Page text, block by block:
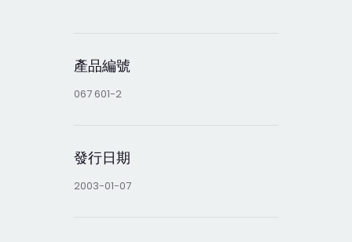
產品編號
067 601-2
發行日期
2003-01-07